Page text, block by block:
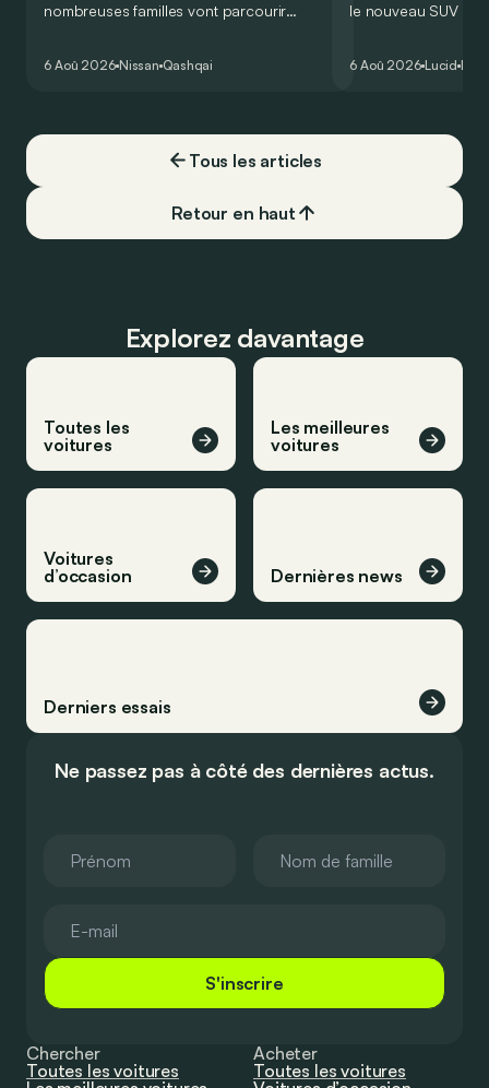
nombreuses familles vont parcourir
Qashqai e-Power, il serait possible de
6 Aoû 2026 Nissan Qashqai
le nouveau SUV
l’année 2026.
6 Aoû 2026 Lucid
Tous les articles
Retour en haut
Explorez davantage
Toutes les
voitures
Les meilleures
voitures
Voitures
d’occasion
Dernières news
Derniers essais
Ne passez pas à côté des dernières actus.
S'inscrire
Chercher
Toutes les voitures
Acheter
Toutes les voitures